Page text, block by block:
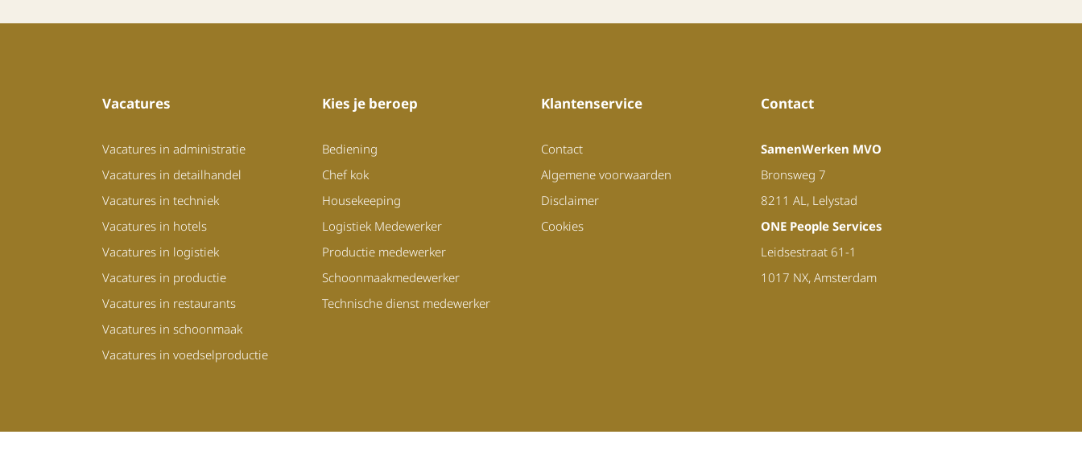
Vacatures
Vacatures in administratie
Vacatures in detailhandel
Vacatures in techniek
Vacatures in hotels
Vacatures in logistiek
Vacatures in productie
Vacatures in restaurants
Vacatures in schoonmaak
Vacatures in voedselproductie
Kies je beroep
Bediening
Chef kok
Housekeeping
Logistiek Medewerker
Productie medewerker
Schoonmaakmedewerker
Technische dienst medewerker
Klantenservice
Contact
Algemene voorwaarden
Disclaimer
Cookies
Contact
SamenWerken MVO
Bronsweg 7
8211 AL, Lelystad
ONE People Services
Leidsestraat 61-1
1017 NX, Amsterdam